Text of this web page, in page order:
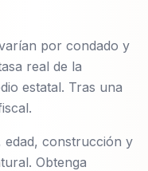
por condado y
real de la
estatal. Tras una
edad, construcción y
Obtenga